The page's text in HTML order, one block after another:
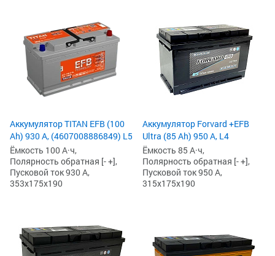
Аккумулятор TITAN EFB (100
Ah) 930 А, (4607008886849) L5
Ёмкость 100 А·ч,
Полярность обратная [- +],
Пусковой ток 930 А,
353x175x190
Аккумулятор Forvard +EFB
Ultra (85 Ah) 950 А, L4
Ёмкость 85 А·ч,
Полярность обратная [- +],
Пусковой ток 950 А,
315x175x190